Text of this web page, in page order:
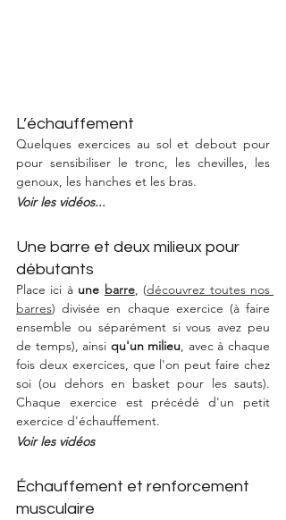
L’échauffement
Quelques exercices au sol et debout pour
pour sensibiliser le tronc, les chevilles, les
genoux, les hanches et les bras.
Voir les vidéos...
Une barre et deux milieux pour
débutants
Place ici à une barre, (découvrez toutes nos
barres) divisée en chaque exercice (à faire
ensemble ou séparément si vous avez peu
de temps), ainsi qu'un milieu, avec à chaque
fois deux exercices, que l'on peut faire chez
soi (ou dehors en basket pour les sauts).
Chaque exercice est précédé d'un petit
exercice d'échauffement.
Voir les vidéos
Échauffement et renforcement
musculaire